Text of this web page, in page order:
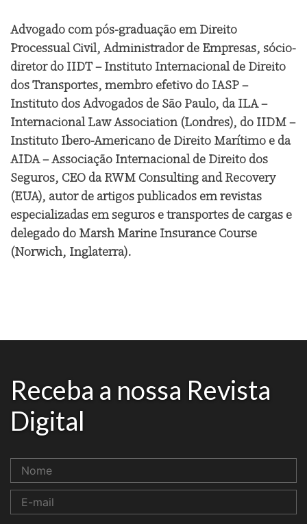
Advogado com pós-graduação em Direito
Processual Civil, Administrador de Empresas, sócio-
diretor do IIDT – Instituto Internacional de Direito
dos Transportes, membro efetivo do IASP –
Instituto dos Advogados de São Paulo, da ILA –
Internacional Law Association (Londres), do IIDM –
Instituto Ibero-Americano de Direito Marítimo e da
AIDA – Associação Internacional de Direito dos
Seguros, CEO da RWM Consulting and Recovery
(EUA), autor de artigos publicados em revistas
especializadas em seguros e transportes de cargas e
delegado do Marsh Marine Insurance Course
(Norwich, Inglaterra).
Receba a nossa Revista
Digital